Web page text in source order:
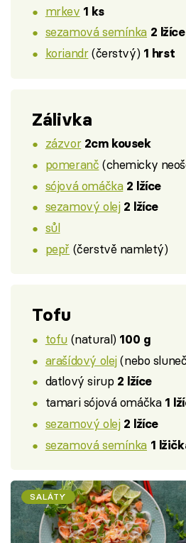
mrkev 1 ks
sezamová semínka 2 lžíce
koriandr(čerstvý) 1 hrst
Zálivka
zázvor 2cm kousek
pomeranč (chemicky
sójová omáčka 2 lžíce
sezamový olej 2 lžíce
sůl
pepř (čerstvě namletý)
Tofu
tofu (natural) 100 g
arašídový olej(nebo
datlový sirup 2 lžíce
tamari sójová omáčka 1
sezamový olej 2 lžíce
sezamová semínka 1
SALÁTY